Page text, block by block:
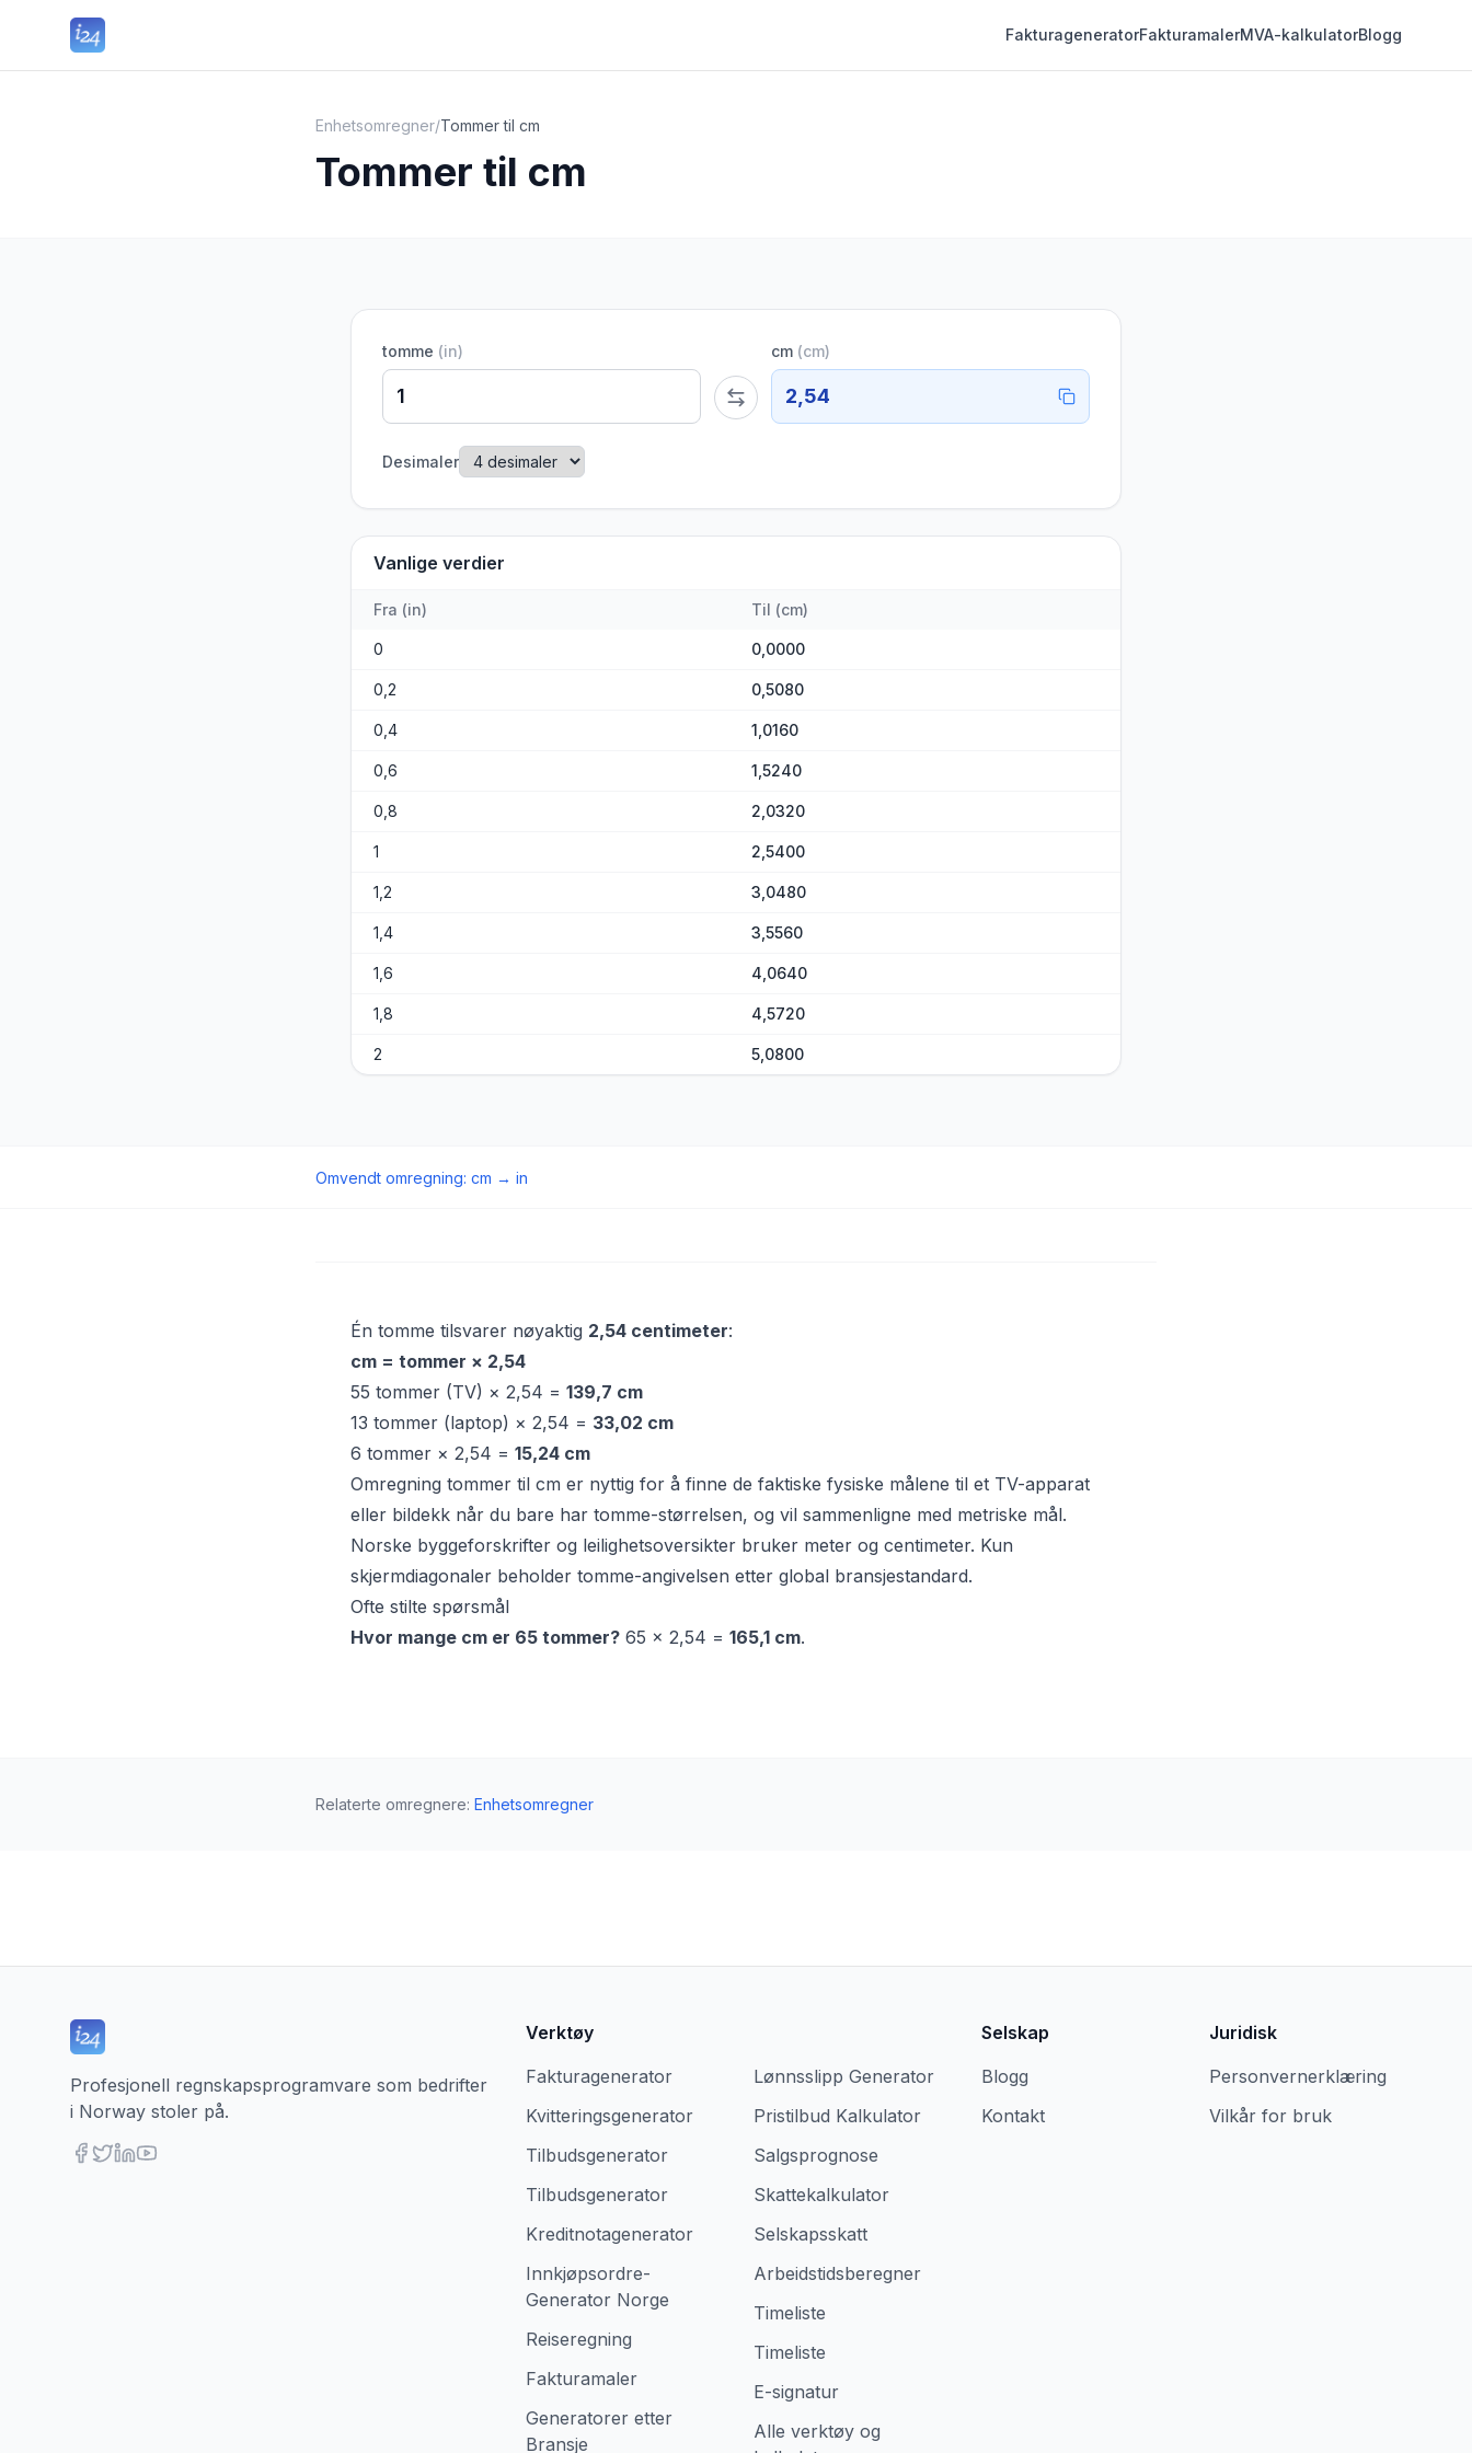
FakturageneratorFakturamalerMVA-kalkulatorBlogg
Enhetsomregner/Tommer til cm
Tommer til cm
tomme (in) cm (cm)
2,54
Desimaler
Vanlige verdier
Fra (in) Til (cm)
0 0,0000
0,2 0,5080
0,4 1,0160
0,6 1,5240
0,8 2,0320
1 2,5400
1,2 3,0480
1,4 3,5560
1,6 4,0640
1,8 4,5720
2 5,0800
Omvendt omregning: cm → in
Én tomme tilsvarer nøyaktig 2,54 centimeter:
cm = tommer × 2,54
55 tommer (TV) × 2,54 = 139,7 cm
13 tommer (laptop) × 2,54 = 33,02 cm
6 tommer × 2,54 = 15,24 cm
Omregning tommer til cm er nyttig for å finne de faktiske fysiske målene til et TV-apparat
eller bildekk når du bare har tomme-størrelsen, og vil sammenligne med metriske mål.
Norske byggeforskrifter og leilighetsoversikter bruker meter og centimeter. Kun
skjermdiagonaler beholder tomme-angivelsen etter global bransjestandard.
Ofte stilte spørsmål
Hvor mange cm er 65 tommer? 65 × 2,54 = 165,1 cm.
Relaterte omregnere: Enhetsomregner
Profesjonell regnskapsprogramvare som bedrifter
i Norway stoler på.
Verktøy
Fakturagenerator
Kvitteringsgenerator
Tilbudsgenerator
Tilbudsgenerator
Kreditnotagenerator
Innkjøpsordre-
Generator Norge
Reiseregning
Fakturamaler
Generatorer etter
Bransje
Lønnsslipp Generator
Pristilbud Kalkulator
Salgsprognose
Skattekalkulator
Selskapsskatt
Arbeidstidsberegner
Timeliste
Timeliste
E-signatur
Alle verktøy og
Selskap
Blogg
Kontakt
Juridisk
Personvernerklæring
Vilkår for bruk